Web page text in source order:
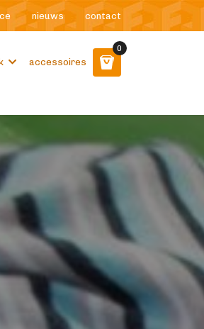
nieuws contact
accessoires
0